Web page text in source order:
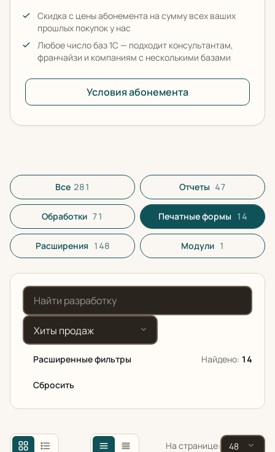
Скидка с цены абонемента на сумму всех ваших
прошлых покупок у нас
Любое число баз 1С — подходит консультантам,
франчайзи и компаниям с несколькими базами
Условия абонемента
Все разработки в каталоге
Все 281 Отчеты 47
Обработки 71 Печатные формы 14
Расширения 148 Модули 1
Поиск по названию или описанию
Сортировка
Расширенные фильтры Найдено: 14
Сбросить
Назначение
На странице: